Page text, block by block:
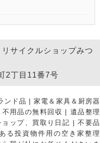
サイクルショップみつ
2丁目11番7号
ンド品 |家電＆家具＆厨房器
用品の無料回収 | 遺品整理
ョップ、買取り日記 |不要品
る投資物件用の空き家整理